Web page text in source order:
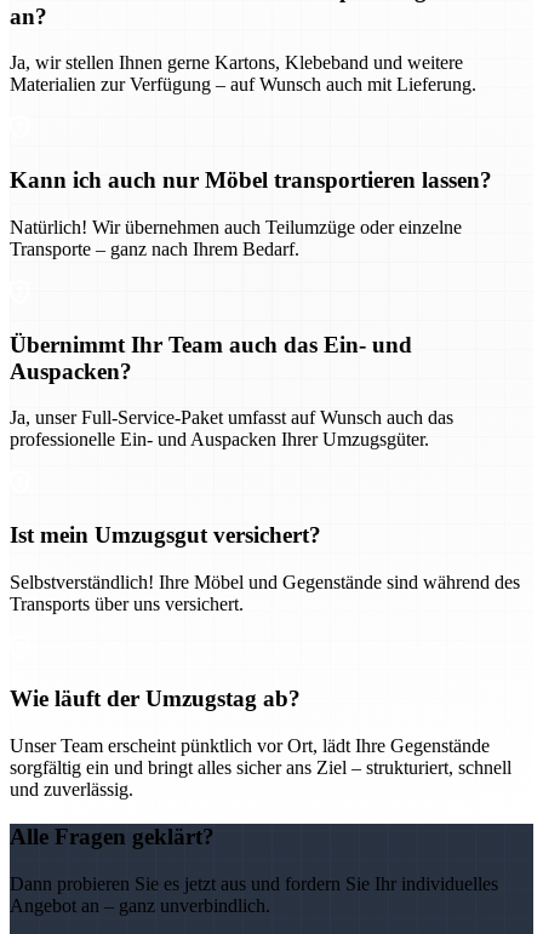
an?
Ja, wir stellen Ihnen gerne Kartons, Klebeband und weitere
Materialien zur Verfügung – auf Wunsch auch mit Lieferung.
Kann ich auch nur Möbel transportieren lassen?
Natürlich! Wir übernehmen auch Teilumzüge oder einzelne
Transporte – ganz nach Ihrem Bedarf.
Übernimmt Ihr Team auch das Ein- und
Auspacken?
Ja, unser Full-Service-Paket umfasst auf Wunsch auch das
professionelle Ein- und Auspacken Ihrer Umzugsgüter.
Ist mein Umzugsgut versichert?
Selbstverständlich! Ihre Möbel und Gegenstände sind während des
Transports über uns versichert.
Wie läuft der Umzugstag ab?
Unser Team erscheint pünktlich vor Ort, lädt Ihre Gegenstände
sorgfältig ein und bringt alles sicher ans Ziel – strukturiert, schnell
und zuverlässig.
Alle Fragen geklärt?
Dann probieren Sie es jetzt aus und fordern Sie Ihr individuelles
Angebot an – ganz unverbindlich.